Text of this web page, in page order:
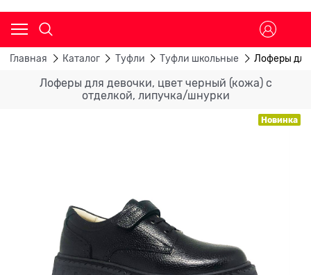
Главная Каталог Туфли Туфли школьные Лоферы для
Лоферы для девочки, цвет черный (кожа) с
отделкой, липучка/шнурки
Новинка